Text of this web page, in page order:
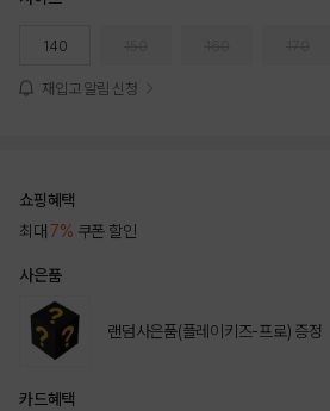
140
재입고 알림 신청
쇼핑혜택
최대 7% 쿠폰 할인
사은품
랜덤사은품(플레이키즈-프로) 증정
카드혜택